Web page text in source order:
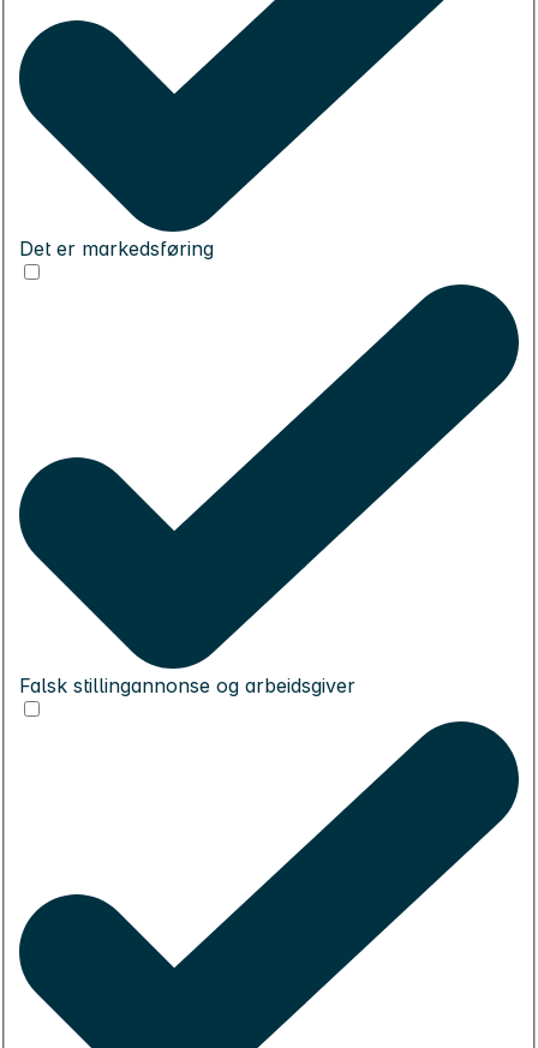
Det er markedsføring
Falsk stillingannonse og arbeidsgiver